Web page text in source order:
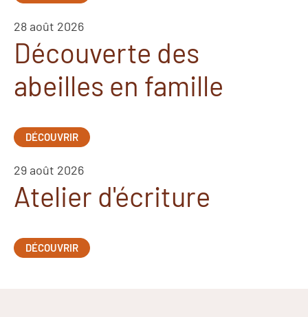
28 août 2026
Découverte des
abeilles en famille
DÉCOUVRIR
29 août 2026
Atelier d'écriture
DÉCOUVRIR